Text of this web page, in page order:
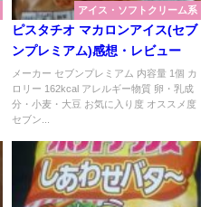
アイス・ソフトクリーム系
ピスタチオ マカロンアイス(セブ
ンプレミアム)感想・レビュー
メーカー セブンプレミアム 内容量 1個 カ
ロリー 162kcal アレルギー物質 卵・乳成
分・小麦・大豆 お気に入り度 オススメ度
セブン...